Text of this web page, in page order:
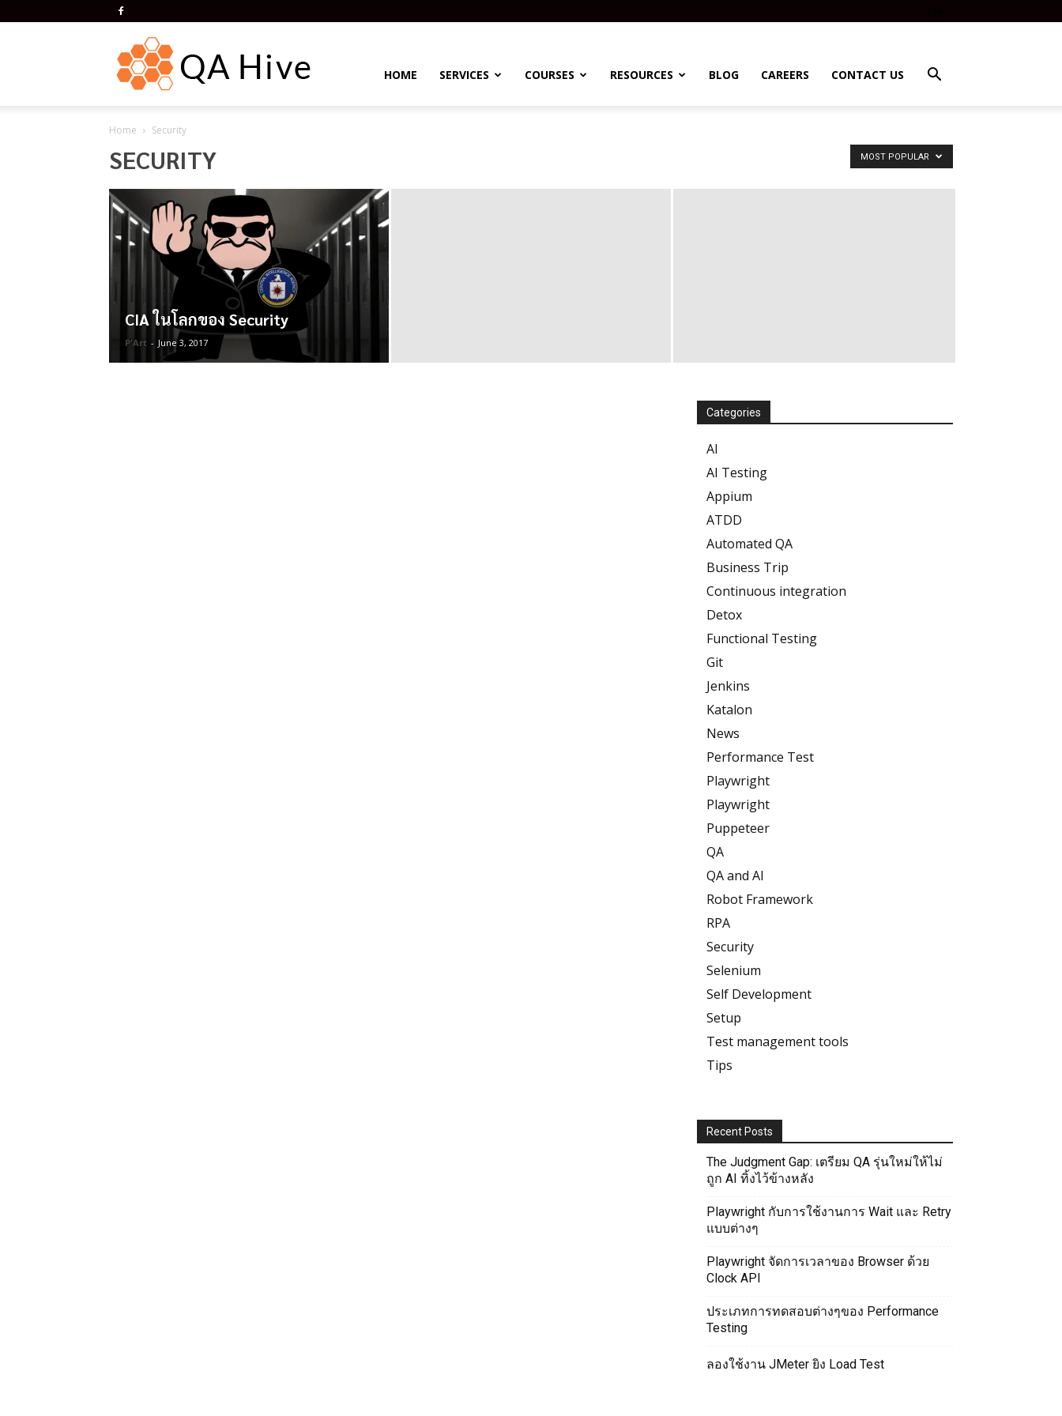
HOME SERVICES COURSES RESOURCES BLOG CAREERS CONTACT US
Home Security
SECURITY MOST POPULAR
CIA ในโลกของ Security
P'Art - June 3, 2017
Categories
AI
AI Testing
Appium
ATDD
Automated QA
Business Trip
Continuous integration
Detox
Functional Testing
Git
Jenkins
Katalon
News
Performance Test
Playwright
Playwright
Puppeteer
QA
QA and AI
Robot Framework
RPA
Security
Selenium
Self Development
Setup
Test management tools
Tips
Recent Posts
The Judgment Gap: เตรียม QA รุ่นใหม่ให้ไม่
ถูก AI ทิ้งไว้ข้างหลัง
Playwright กับการใช้งานการ Wait และ Retry
แบบต่างๆ
Playwright จัดการเวลาของ Browser ด้วย
Clock API
ประเภทการทดสอบต่างๆของ Performance
Testing
ลองใช้งาน JMeter ยิง Load Test